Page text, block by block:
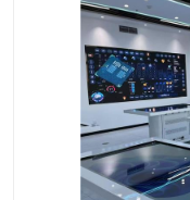
工业工程实训室